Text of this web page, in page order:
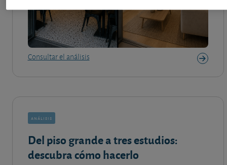
Consultar el análisis
análisis
Del piso grande a tres estudios:
descubra cómo hacerlo